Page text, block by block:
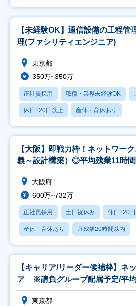
【未経験OK】通信設備の工程管
理(ファシリティエンジニア)
東京都
350万~350万
正社員採用 職種・業界未経験OK
休日120日以上 産休・育休あり
【大阪】即戦力枠！ネットワー
義～設計構築）◎平均残業11時間
大阪府
600万~732万
正社員採用 土日祝休み 休日120
産休・育休あり 月残業20時間以内
【キャリア/リーダー候補枠】ネ
ア ※請負グループ配属予定/平均
東京都